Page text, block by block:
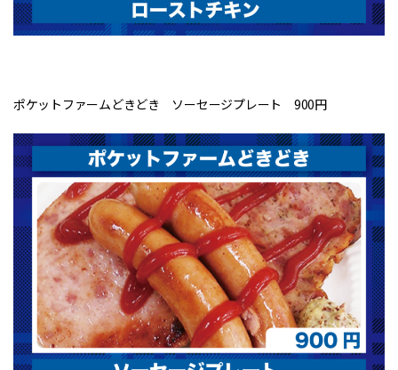
ポケットファームどきどき ソーセージプレート 900円